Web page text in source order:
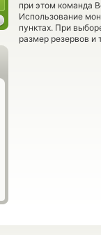
при этом команда
Использование
пунктах. При
размер резервов и